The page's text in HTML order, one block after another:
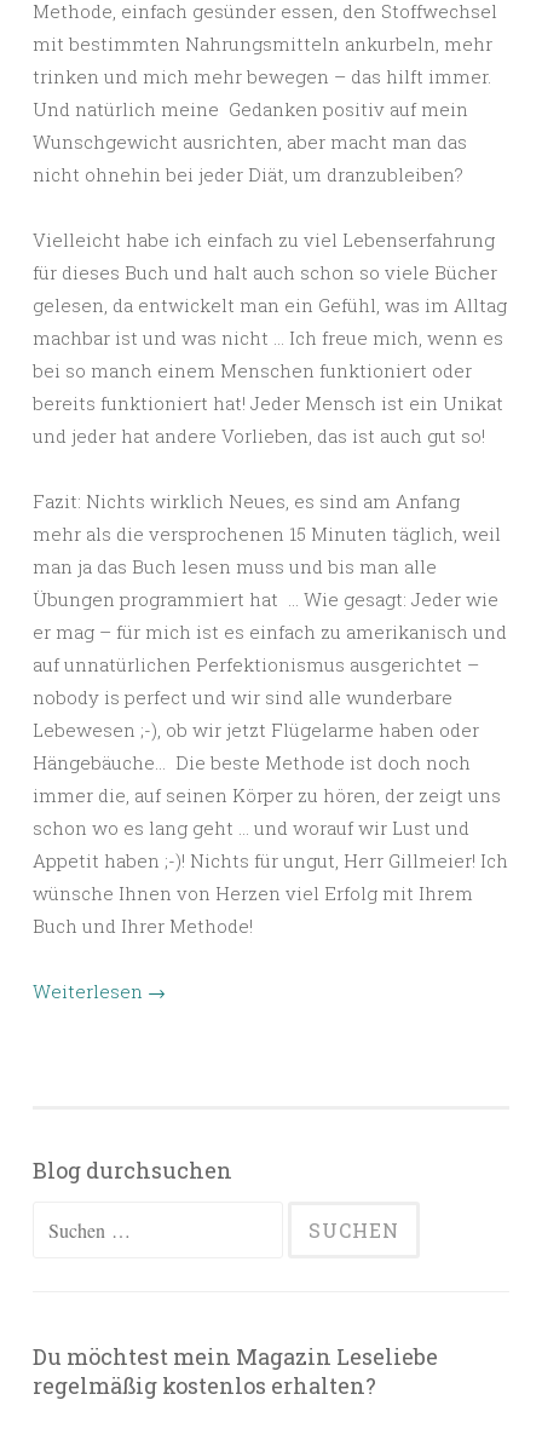
Methode, einfach gesünder essen, den Stoffwechsel
mit bestimmten Nahrungsmitteln ankurbeln, mehr
trinken und mich mehr bewegen – das hilft immer.
Und natürlich meine Gedanken positiv auf mein
Wunschgewicht ausrichten, aber macht man das
nicht ohnehin bei jeder Diät, um dranzubleiben?
Vielleicht habe ich einfach zu viel Lebenserfahrung
für dieses Buch und halt auch schon so viele Bücher
gelesen, da entwickelt man ein Gefühl, was im Alltag
machbar ist und was nicht … Ich freue mich, wenn es
bei so manch einem Menschen funktioniert oder
bereits funktioniert hat! Jeder Mensch ist ein Unikat
und jeder hat andere Vorlieben, das ist auch gut so!
Fazit: Nichts wirklich Neues, es sind am Anfang
mehr als die versprochenen 15 Minuten täglich, weil
man ja das Buch lesen muss und bis man alle
Übungen programmiert hat … Wie gesagt: Jeder wie
er mag – für mich ist es einfach zu amerikanisch und
auf unnatürlichen Perfektionismus ausgerichtet –
nobody is perfect und wir sind alle wunderbare
Lebewesen ;-), ob wir jetzt Flügelarme haben oder
Hängebäuche… Die beste Methode ist doch noch
immer die, auf seinen Körper zu hören, der zeigt uns
schon wo es lang geht … und worauf wir Lust und
Appetit haben ;-)! Nichts für ungut, Herr Gillmeier! Ich
wünsche Ihnen von Herzen viel Erfolg mit Ihrem
Buch und Ihrer Methode!
Weiterlesen →
Blog durchsuchen
Suchen
Du möchtest mein Magazin Leseliebe
regelmäßig kostenlos erhalten?